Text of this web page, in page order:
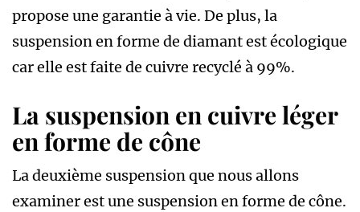
propose une garantie à vie. De plus, la
suspension en forme de diamant est écologique
car elle est faite de cuivre recyclé à 99%.
La suspension en cuivre léger
en forme de cône
La deuxième suspension que nous allons
examiner est une suspension en forme de cône.